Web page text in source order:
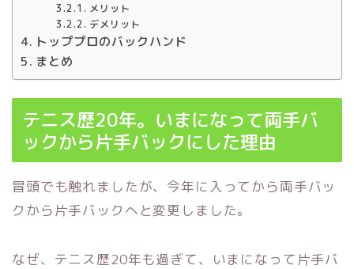
メリット
デメリット
トッププロのバックハンド
まとめ
テニス歴20年。いまになって両手バ
ックから片手バックにした理由
冒頭でも触れましたが、今年に入ってから両手バッ
クから片手バックへと変更しました。
なぜ、テニス歴20年も過ぎて、いまになって片手バ